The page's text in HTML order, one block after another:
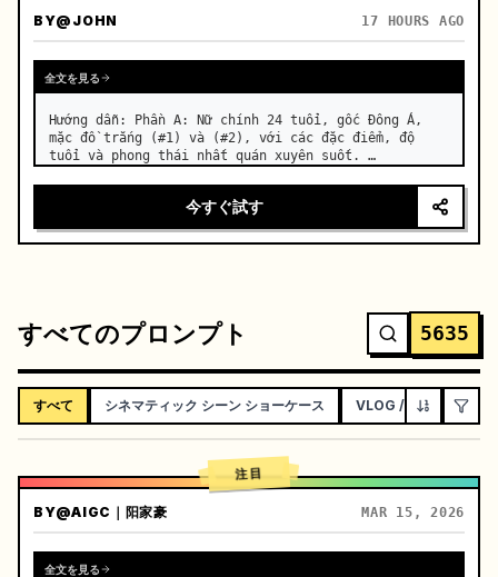
BY@JOHN 17 HOURS AGO
全文を見る
Hướng dẫn: Phần A: Nữ chính 24 tuổi, gốc Đông Á,
mặc đồ trắng (#1) và (#2), với các đặc điểm, độ
tuổi và phong thái nhất quán xuyên suốt. …
今すぐ試す
すべてのプロンプト 5635
すべて シネマティック シーン ショーケース VLOG / ソーシャル ラ
注目
BY@AIGC｜阳家豪 MAR 15, 2026
全文を見る